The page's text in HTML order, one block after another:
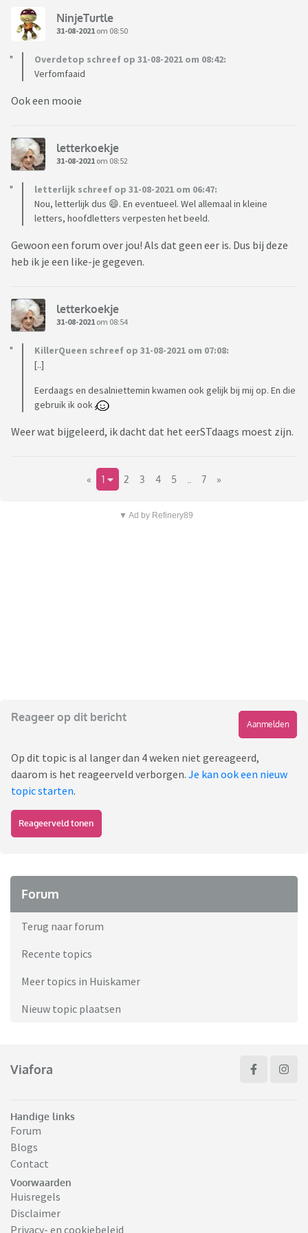
NinjeTurtle
31-08-2021 om 08:50
Overdetop schreef op 31-08-2021 om 08:42:
Verfomfaaid
Ook een mooie
letterkoekje
31-08-2021 om 08:52
letterlijk schreef op 31-08-2021 om 06:47:
Nou, letterlijk dus 😄. En eventueel. Wel allemaal in kleine
letters, hoofdletters verpesten het beeld.
Gewoon een forum over jou! Als dat geen eer is. Dus bij deze
heb ik je een like-je gegeven.
letterkoekje
31-08-2021 om 08:54
KillerQueen schreef op 31-08-2021 om 07:08:
[..]
Eerdaags en desalniettemin kwamen ook gelijk bij mij op. En die
gebruik ik ook
Weer wat bijgeleerd, ik dacht dat het eerSTdaags moest zijn.
« 1 2 3 4 5 7 »
▼ Ad by Refinery89
Reageer op dit bericht
Aanmelden
Op dit topic is al langer dan 4 weken niet gereageerd,
daarom is het reageerveld verborgen. Je kan ook een nieuw
topic starten.
Reageerveld tonen
Forum
Terug naar forum
Recente topics
Meer topics in Huiskamer
Nieuw topic plaatsen
Viafora
Handige links
Forum
Blogs
Contact
Voorwaarden
Huisregels
Disclaimer
Privacy- en cookiebeleid